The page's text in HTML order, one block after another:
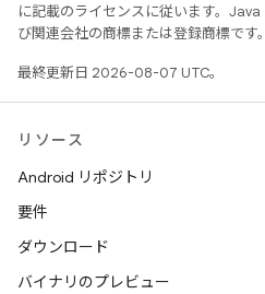
に記載のライセンスに従います。
び関連会社の商標または登録商標です。
最終更新日 2026-08-07 UTC。
リソース
Android リポジトリ
要件
ダウンロード
バイナリのプレビュー